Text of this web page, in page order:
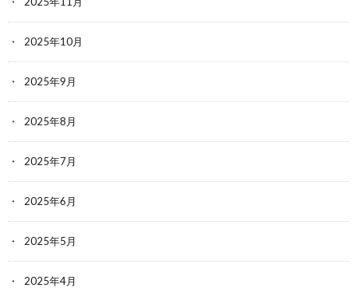
2025年10月
2025年9月
2025年8月
2025年7月
2025年6月
2025年5月
2025年4月